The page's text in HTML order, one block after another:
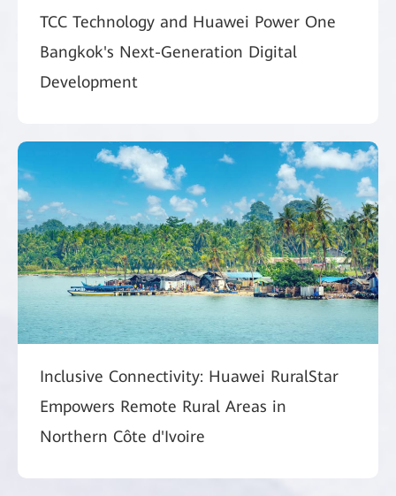
TCC Technology and Huawei Power One
Bangkok's Next-Generation Digital
Development
Inclusive Connectivity: Huawei RuralStar
Empowers Remote Rural Areas in
Northern Côte d'Ivoire